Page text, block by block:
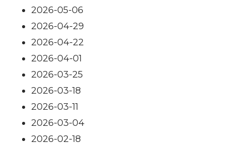
2026-05-06
2026-04-29
2026-04-22
2026-04-01
2026-03-25
2026-03-18
2026-03-11
2026-03-04
2026-02-18